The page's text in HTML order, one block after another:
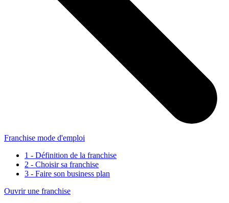
Franchise mode d'emploi
1 - Définition de la franchise
2 - Choisir sa franchise
3 - Faire son business plan
Ouvrir une franchise